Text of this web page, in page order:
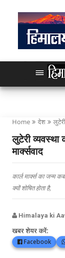
Home देश
लुटेरी
मार्क्सवाद
कार्ल मार्क्स का जन्म
क्यों शोषित होता है,
Himalaya ki
खबर शेयर करें:
Facebook